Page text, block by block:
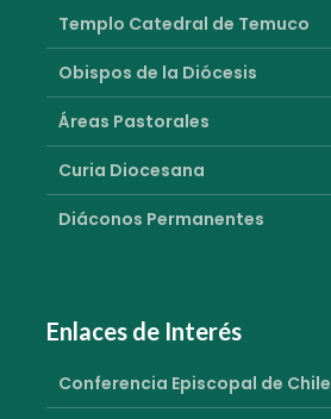
Templo Catedral de Temuco
Obispos de la Diócesis
Áreas Pastorales
Curia Diocesana
Diáconos Permanentes
Enlaces de Interés
Conferencia Episcopal de Chile